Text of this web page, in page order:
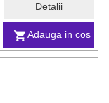
Adauga in cos
Detalii